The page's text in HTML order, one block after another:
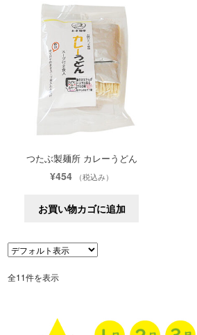
つたぶ製麺所 カレーうどん
¥454 （税込み）
お買い物カゴに追加
全11件を表示